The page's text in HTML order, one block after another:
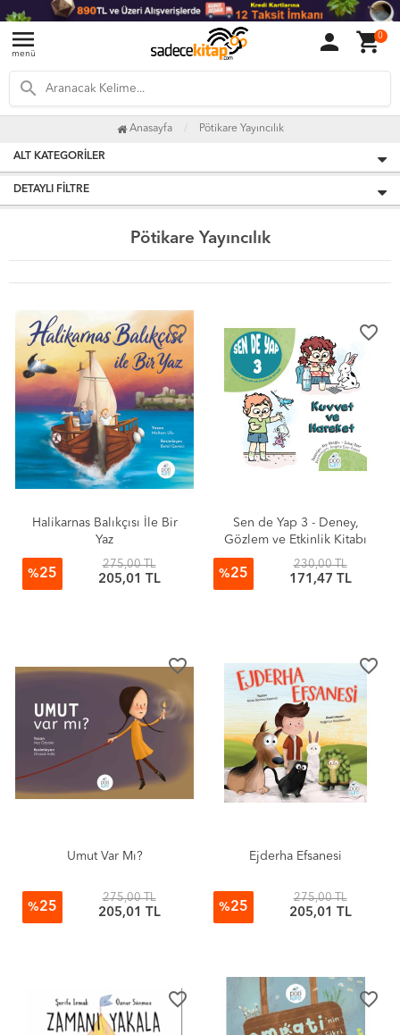
menu
menü person shopping_cart0
search
Anasayfa Pötikare Yayıncılık
ALT KATEGORILER
DETAYLI FILTRE
Pötikare Yayıncılık
favorite_border
Halikarnas Balıkçısı İle Bir
Yaz
%25
275,00 TL
205,01 TL
favorite_border
Sen de Yap 3 - Deney,
Gözlem ve Etkinlik Kitabı
%25
230,00 TL
171,47 TL
favorite_border
Umut Var Mı?
%25
275,00 TL
205,01 TL
favorite_border
Ejderha Efsanesi
%25
275,00 TL
205,01 TL
favorite_border favorite_border